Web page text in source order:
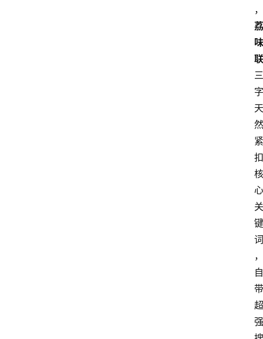
，
荔
味
联
三
字
天
然
紧
扣
核
心
关
键
词
，
自
带
超
强